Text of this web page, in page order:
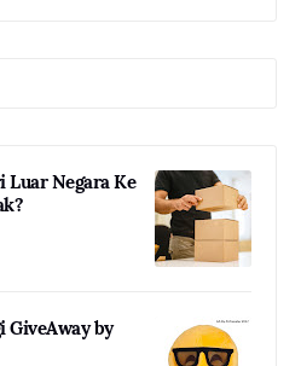
Luar Negara Ke
GiveAway by